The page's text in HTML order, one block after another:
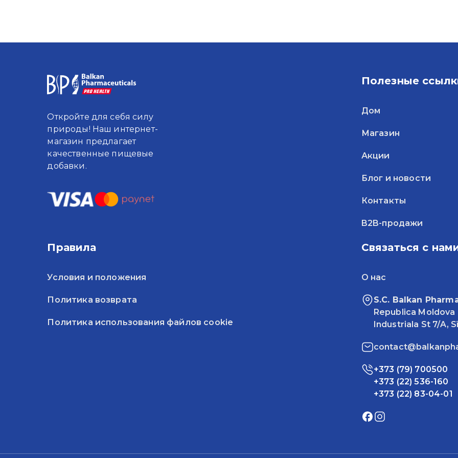
Откройте для себя силу
природы! Наш интернет-
магазин предлагает
качественные пищевые
добавки.
Полезные
Дом
Магазин
Акции
Блог и новости
Контакты
B2B-продажи
Правила
Условия и положения
Политика возврата
Политика использования файлов cookie
Связаться с
О нас
S.C. Balkan
Republica Moldova
Industriala St 7/A,
+373 (79) 700500
+373 (22) 536-160
+373 (22) 83-04-01